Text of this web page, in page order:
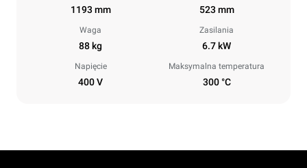
1193 mm 523 mm
Waga
88 kg
Zasilania
6.7 kW
Napięcie
400 V
Maksymalna temperatura
300 °C